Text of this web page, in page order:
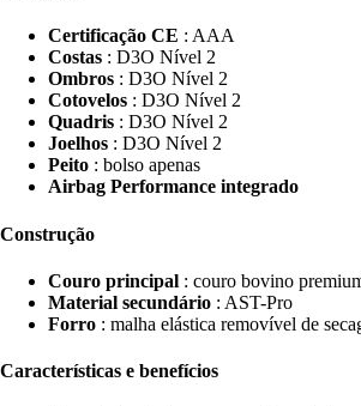
Certificação CE : AAA
Costas : D3O Nível 2
Ombros : D3O Nível 2
Cotovelos : D3O Nível 2
Quadris : D3O Nível 2
Joelhos : D3O Nível 2
Peito : bolso apenas
Airbag Performance integrado
Construção
Couro principal : couro bovino
Material secundário : AST-Pro
Forro : malha elástica removível de
Características e benefícios